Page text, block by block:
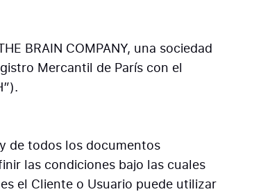
BRAIN COMPANY, una sociedad
Mercantil de París con el
de todos los documentos
las condiciones bajo las cuales
el Cliente o Usuario puede utilizar